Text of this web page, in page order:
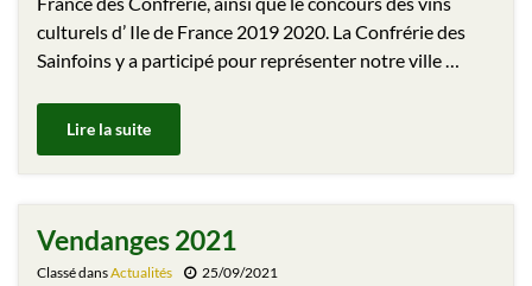
culturels d’ Ile de France 2019 2020. La Confrérie des
Sainfoins y a participé pour représenter notre ville …
Lire la suite
Vendanges 2021
Classé dansActualités 25/09/2021